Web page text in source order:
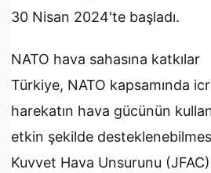
30 Nisan 2024'te başladı.
NATO hava sahasına katkılar
Türkiye, NATO kapsamında
harekatın hava gücünün
etkin şekilde
Kuvvet Hava Unsurunu